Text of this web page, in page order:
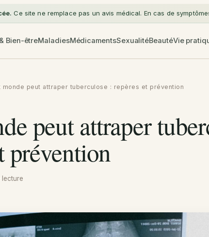
Ce site ne remplace pas un avis médical. En cas de
Bien-êtreMaladiesMédicamentsSexualitéBeautéVie
monde peut attraper tuberculose : repères et prévention
peut attraper
prévention
lecture